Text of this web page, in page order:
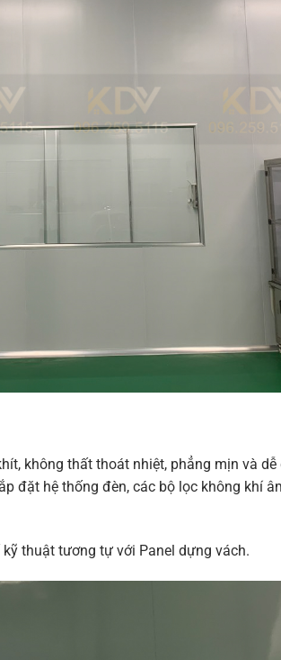
không thất thoát nhiệt, phẳng mịn và
đặt hệ thống đèn, các bộ lọc không khí
thuật tương tự với Panel dựng vách.